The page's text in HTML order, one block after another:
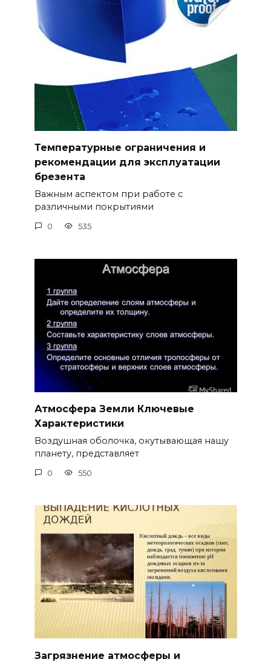
Температурные ограничения и
рекомендации для эксплуатации
брезента
Важным аспектом при работе с
различными покрытиями
0 535
Атмосфера Земли Ключевые
Характеристики
Воздушная оболочка, окутывающая нашу
планету, представляет
0 550
Загрязнение атмосферы и